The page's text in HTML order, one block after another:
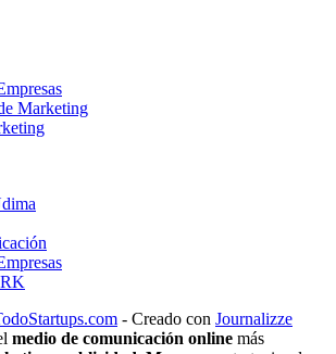
Marketing
- Creado con Journalizze
medio de comunicación online más